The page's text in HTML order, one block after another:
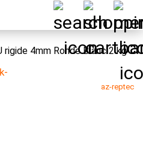
4mm Ronde Blanc 2 kg
az-reptec